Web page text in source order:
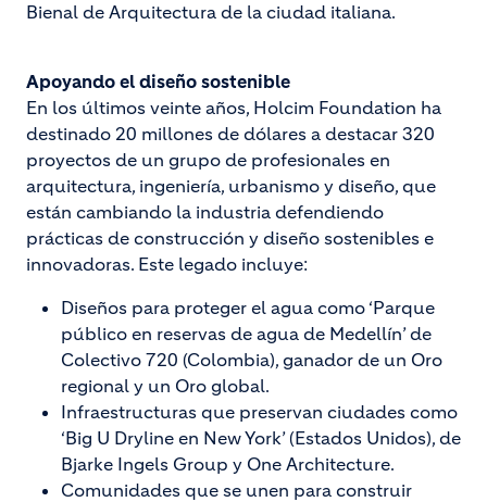
Bienal de Arquitectura de la ciudad italiana.
Apoyando el diseño sostenible
En los últimos veinte años, Holcim Foundation ha
destinado 20 millones de dólares a destacar 320
proyectos de un grupo de profesionales en
arquitectura, ingeniería, urbanismo y diseño, que
están cambiando la industria defendiendo
prácticas de construcción y diseño sostenibles e
innovadoras. Este legado incluye:
Diseños para proteger el agua como ‘Parque
público en reservas de agua de Medellín’ de
Colectivo 720 (Colombia), ganador de un Oro
regional y un Oro global.
Infraestructuras que preservan ciudades como
‘Big U Dryline en New York’ (Estados Unidos), de
Bjarke Ingels Group y One Architecture.
Comunidades que se unen para construir